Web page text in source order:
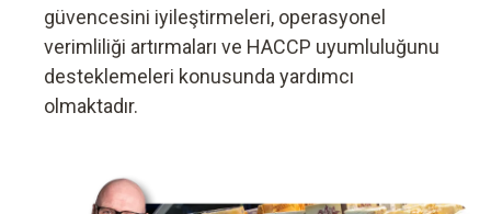
güvencesini iyileştirmeleri, operasyonel
verimliliği artırmaları ve HACCP uyumluluğunu
desteklemeleri konusunda yardımcı
olmaktadır.